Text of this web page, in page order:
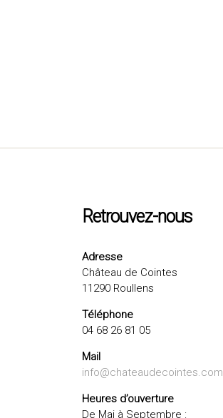
Retrouvez-nous
Adresse
Château de Cointes
11290 Roullens
Téléphone
04 68 26 81 05
Mail
info@chateaudecointes.com
Heures d’ouverture
De Mai à Septembre :